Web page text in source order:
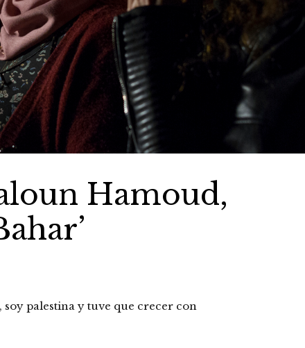
Hamoud,
palestina y tuve que crecer con